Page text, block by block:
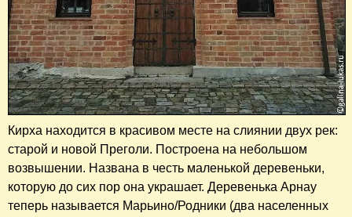
Кирха находится в красивом месте на слиянии двух рек:
старой и новой Преголи. Построена на небольшом
возвышении. Названа в честь маленькой деревеньки,
которую до сих пор она украшает. Деревенька Арнау
теперь называется Марьино/Родники (два населенных